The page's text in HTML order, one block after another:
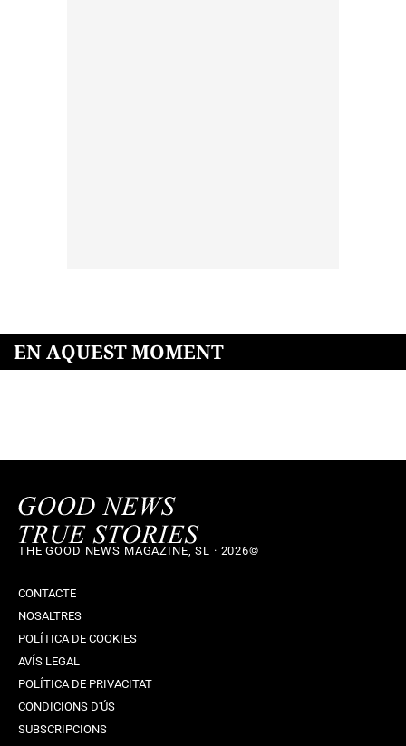
EN AQUEST MOMENT
THE GOOD NEWS MAGAZINE, SL · 2026©
CONTACTE
NOSALTRES
POLÍTICA DE COOKIES
AVÍS LEGAL
POLÍTICA DE PRIVACITAT
CONDICIONS D'ÚS
SUBSCRIPCIONS